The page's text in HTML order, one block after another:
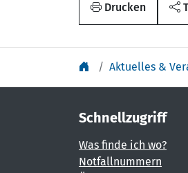
Drucken
Aktuelles &
Schnellzugriff
Was finde ich wo?
Notfallnummern